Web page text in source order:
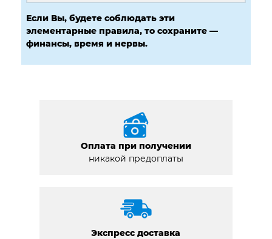
Если Вы, будете соблюдать эти
элементарные правила, то сохраните —
финансы, время и нервы.
Оплата при получении
никакой предоплаты
Экспресс доставка